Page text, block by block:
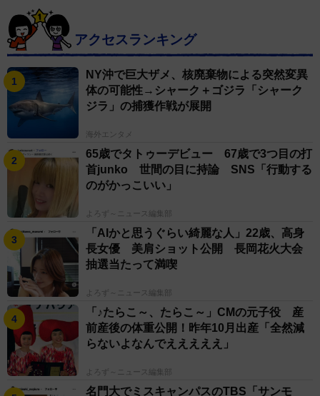
アクセスランキング
NY沖で巨大ザメ、核廃棄物による突然変異
体の可能性→シャーク＋ゴジラ「シャーク
ジラ」の捕獲作戦が展開
海外エンタメ
65歳でタトゥーデビュー 67歳で3つ目の打
首junko 世間の目に持論 SNS「行動する
のがかっこいい」
よろず～ニュース編集部
「AIかと思うぐらい綺麗な人」22歳、高身
長女優 美肩ショット公開 長岡花火大会
抽選当たって満喫
よろず～ニュース編集部
「♪たらこ～、たらこ～」CMの元子役 産
前産後の体重公開！昨年10月出産「全然減
らないよなんでえええええ」
よろず～ニュース編集部
名門大でミスキャンパスのTBS「サンモ